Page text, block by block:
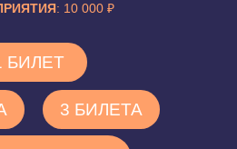
БИЛЕТ
3 БИЛЕТА
: 10 000 ₽